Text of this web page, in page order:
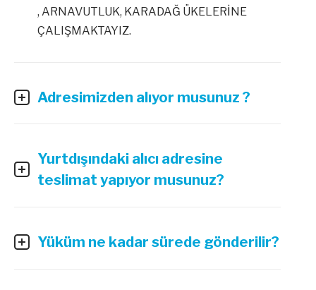
, ARNAVUTLUK, KARADAĞ ÜKELERİNE
ÇALIŞMAKTAYIZ.
Adresimizden alıyor musunuz ?
Yurtdışındaki alıcı adresine
teslimat yapıyor musunuz?
Yüküm ne kadar sürede gönderilir?